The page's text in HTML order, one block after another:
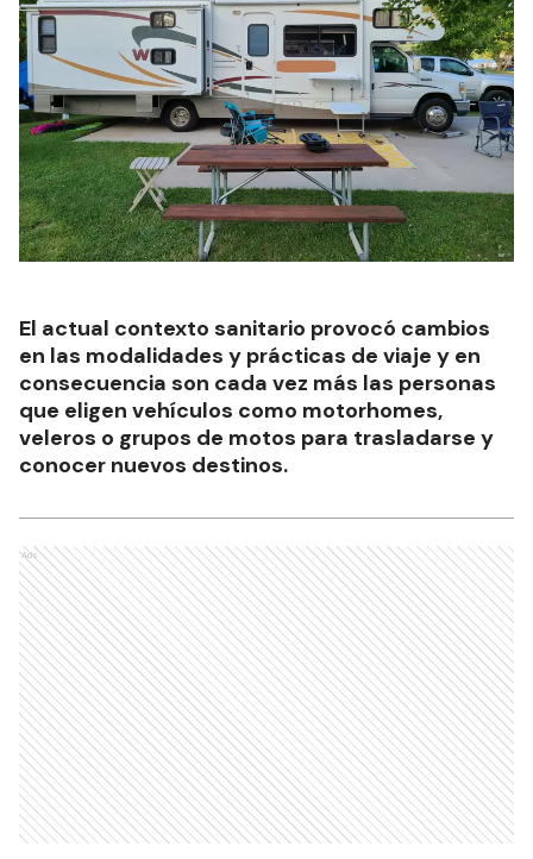
El actual contexto sanitario provocó cambios
en las modalidades y prácticas de viaje y en
consecuencia son cada vez más las personas
que eligen vehículos como motorhomes,
veleros o grupos de motos para trasladarse y
conocer nuevos destinos.
Ads